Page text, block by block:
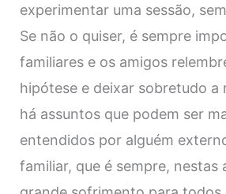
experimentar uma sessão,
Se não o quiser, é sempre
familiares e os amigos
hipótese e deixar sobretudo a
há assuntos que podem ser
entendidos por alguém
familiar, que é sempre, nestas